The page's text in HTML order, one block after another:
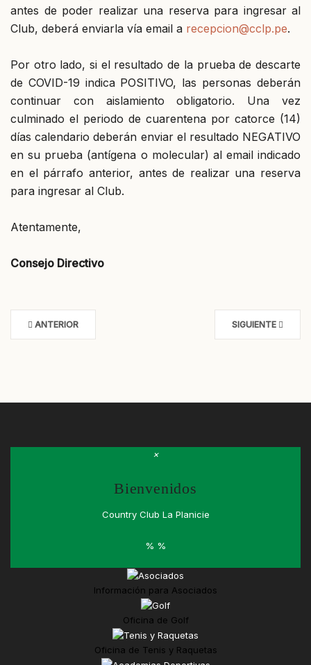
antes de poder realizar una reserva para ingresar al
Club, deberá enviarla vía email a recepcion@cclp.pe.
Por otro lado, si el resultado de la prueba de descarte
de COVID-19 indica POSITIVO, las personas deberán
continuar con aislamiento obligatorio. Una vez
culminado el periodo de cuarentena por catorce (14)
días calendario deberán enviar el resultado NEGATIVO
en su prueba (antígena o molecular) al email indicado
en el párrafo anterior, antes de realizar una reserva
para ingresar al Club.
Atentamente,
Consejo Directivo
ANTERIOR SIGUIENTE
×
Bienvenidos
Country Club La Planicie
% %
Información para Asociados
Oficina de Golf
Oficina de Tenis y Raquetas